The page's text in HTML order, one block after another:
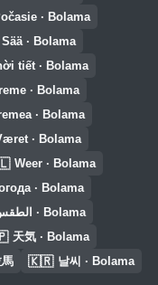
· Bolama
Sää · Bolama
tiết · Bolama
· Bolama
· Bolama
· Bolama
Weer · Bolama
· Bolama
الطقس · Bolama
天気 · Bolama
馬 🇰🇷 날씨 · Bolama